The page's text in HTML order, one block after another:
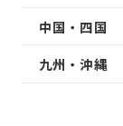
中国・四国
九州・沖縄